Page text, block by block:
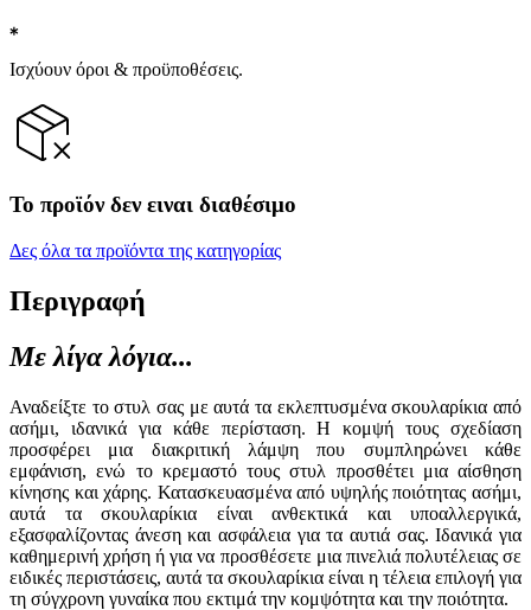
Ισχύουν όροι & προϋποθέσεις.
Το προϊόν δεν ειναι διαθέσιμο
Δες όλα τα προϊόντα της κατηγορίας
Περιγραφή
Με λίγα λόγια...
Αναδείξτε το στυλ σας με αυτά τα εκλεπτυσμένα σκουλαρίκια από
ασήμι, ιδανικά για κάθε περίσταση. Η κομψή τους σχεδίαση
προσφέρει μια διακριτική λάμψη που συμπληρώνει κάθε
εμφάνιση, ενώ το κρεμαστό τους στυλ προσθέτει μια αίσθηση
κίνησης και χάρης. Κατασκευασμένα από υψηλής ποιότητας ασήμι,
αυτά τα σκουλαρίκια είναι ανθεκτικά και υποαλλεργικά,
εξασφαλίζοντας άνεση και ασφάλεια για τα αυτιά σας. Ιδανικά για
καθημερινή χρήση ή για να προσθέσετε μια πινελιά πολυτέλειας σε
ειδικές περιστάσεις, αυτά τα σκουλαρίκια είναι η τέλεια επιλογή για
τη σύγχρονη γυναίκα που εκτιμά την κομψότητα και την ποιότητα.